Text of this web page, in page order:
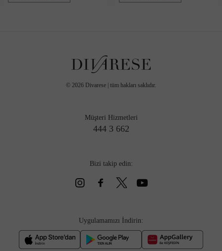
© 2026 Divarese | tüm hakları saklıdır.
Müşteri Hizmetleri
444 3 662
Bizi takip edin:
Uygulamamızı İndirin: